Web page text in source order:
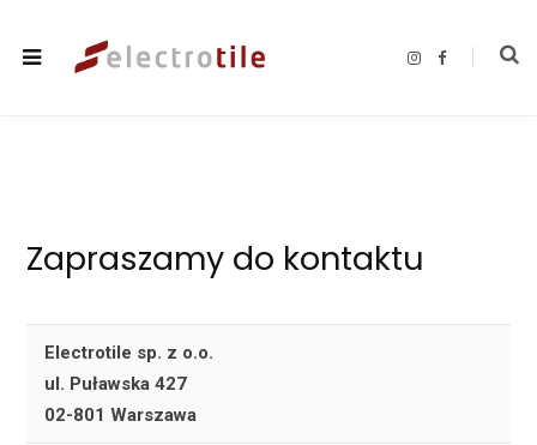
I
F
Zapraszamy do kontaktu
Electrotile sp. z o.o.
ul. Puławska 427
02-801 Warszawa